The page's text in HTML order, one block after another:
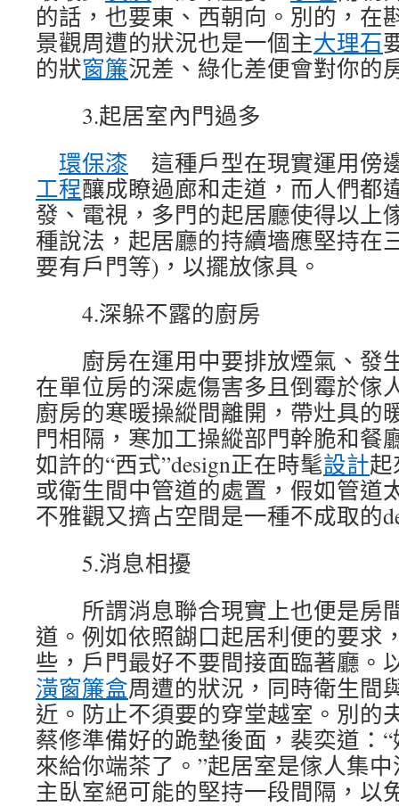
的話，也要東、西朝向。別的，在
景觀周遭的狀況也是一個主大理石
的狀窗簾況差、綠化差便會對你的
3.起居室內門過多
環保漆 這種戶型在現實運用傍
工程釀成瞭過廊和走道，而人們都
發、電視，多門的起居廳使得以上
種說法，起居廳的持續墻應堅持在
要有戶門等)，以擺放傢具。
4.深躲不露的廚房
廚房在運用中要排放煙氣、發
在單位房的深處傷害多且倒霉於傢
廚房的寒暖操縱間離開，帶灶具的
門相隔，寒加工操縱部門幹脆和餐
如許的“西式”design正在時髦設計
或衛生間中管道的處置，假如管道
不雅觀又擠占空間是一種不成取的
5.消息相擾
所謂消息聯合現實上也便是房
道。例如依照餬口起居利便的要求
些，戶門最好不要間接面臨著廳。
潢窗簾盒周遭的狀況，同時衛生間
近。防止不須要的穿堂越室。別的
蔡修準備好的跪墊後面，裴奕道：
來給你端茶了。”起居室是傢人集
主臥室絕可能的堅持一段間隔，以